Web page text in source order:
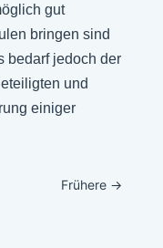
gut
bringen sind
bedarf jedoch der
und
einiger
Frühere →